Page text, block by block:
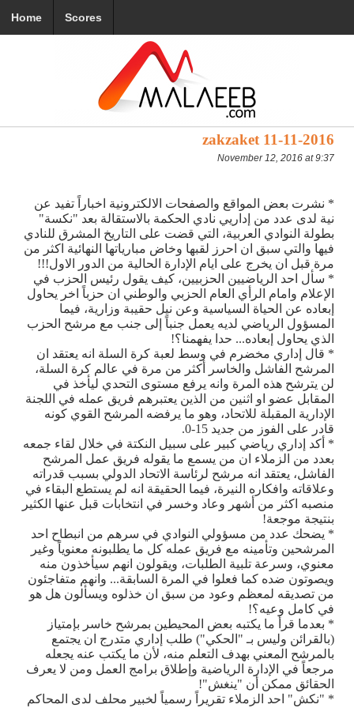
Home Scores
zakzaket 11-11-2016
November 12, 2016 at 9:37
* نشرت بعض المواقع والصفحات الالكترونية اخباراً تفيد عن
نية لدى عدد من إداريي نادي الحكمة بالاستقالة بعد "نكسة"
بطولة النوادي العربية، التي قضت على التاريخ المشرق للنادي
فيها والتي سبق ان احرز لقبها وخاض مبارياتها النهائية اكثر من
مرة قبل ان يخرج على ايام الإدارة الحالية من الدور الاول!!!
* سأل احد الرياضيين الحزبيين، كيف يقول رئيس الحزب في
الإعلام وامام الرأي العام الحزبي والوطني ان حزباً اخر يحاول
إبعاده عن الحياة السياسية وعن نيل حقيبة وزارية، فيما
المسؤول الرياضي لديه يعمل جنباً إلى جنب مع مرشح الحزب
الذي يحاول إبعاده... حدا يفهمنا؟!
* قال إداري مخضرم في وسط لعبة كرة السلة انه يعتقد ان
المرشح الفاشل والخاسر أكثر من مرة في عالم كرة السلة،
لن يترشح هذه المرة وانه يرفع مستوى التحدي ليأخذ في
المقابل عضو او اثنين من الذين يعتبرهم فريق عمله في اللجنة
الإدارية المقبلة للاتحاد، وهو ما يرفضه المرشح القوي كونه
قادر على الفوز من جديد 15-0.
* أكد إداري رياضي كبير على سبيل النكتة في خلال لقاء جمعه
بعدد من الزملاء ان من يسمع ما يقوله فريق عمل المرشح
الفاشل، يعتقد انه مرشح لرئاسة الاتحاد الدولي بسبب قدراته
وعلاقاته وافكاره النيرة، فيما الحقيقة انه لم يستطع البقاء في
منصبه اكثر من أشهر وعاد وخسر في انتخابات قبل عنها الكثير
بنتيجة موجعة!
* يضحك عدد من مسؤولي النوادي في سرهم من انبطاح احد
المرشحين وتأمينه مع فريق عمله كل ما يطلبونه معنوياً وغير
معنوي، وسرعة تلبية الطلبات، ويقولون انهم سيأخذون منه
ويصوتون ضده كما فعلوا في المرة السابقة... وانهم متفاجئون
من تصديقه لمعظم وعود من سبق ان خذلوه ويسألون هل هو
في كامل وعيه؟!
* بعدما قرأ ما يكتبه بعض المحيطين بمرشح خاسر بإمتياز
(بالقرائن وليس بـ "الحكي") طلب إداري متدرج ان يجتمع
بالمرشح المعني بهدف التعلم منه، لأن ما يكتب عنه يجعله
مرجعاً في الإدارة الرياضية وإطلاق برامج العمل ومن لا يعرف
الحقائق ممكن أن "ينغش"!
* "نكش" احد الزملاء تقريراً رسمياً لخبير محلف لدى المحاكم